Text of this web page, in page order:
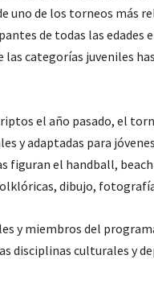
uno de los torneos más
de todas las edades
las categorías juveniles
el año pasado, el
y adaptadas para
figuran el handball,
dibujo,
y miembros del
disciplinas culturales y